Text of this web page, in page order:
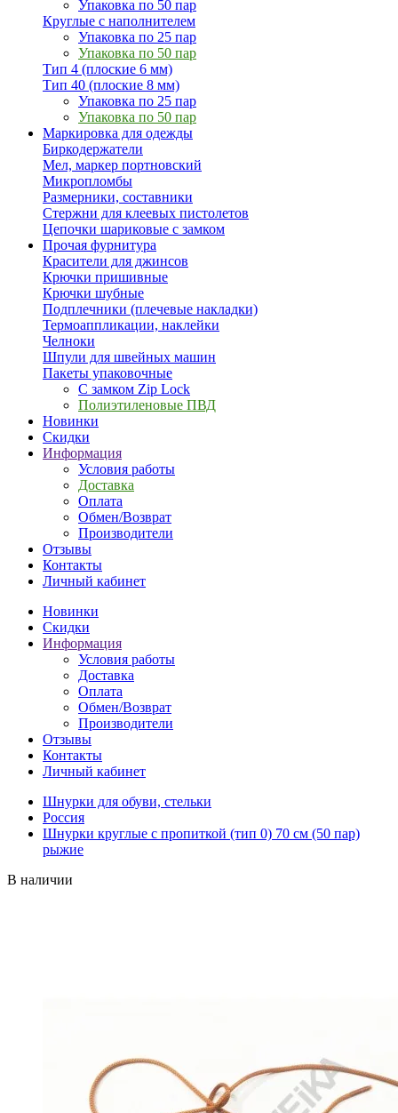
Упаковка по 50 пар
Круглые с наполнителем
Упаковка по 25 пар
Упаковка по 50 пар
Тип 4 (плоские 6 мм)
Тип 40 (плоские 8 мм)
Упаковка по 25 пар
Упаковка по 50 пар
Маркировка для одежды
Биркодержатели
Мел, маркер портновский
Микропломбы
Размерники, составники
Стержни для клеевых пистолетов
Цепочки шариковые с замком
Прочая фурнитура
Красители для джинсов
Крючки пришивные
Крючки шубные
Подплечники (плечевые накладки)
Термоаппликации, наклейки
Челноки
Шпули для швейных машин
Пакеты упаковочные
С замком Zip Lock
Полиэтиленовые ПВД
Новинки
Скидки
Информация
Условия работы
Доставка
Оплата
Обмен/Возврат
Производители
Отзывы
Контакты
Личный кабинет
Новинки
Скидки
Информация
Условия работы
Доставка
Оплата
Обмен/Возврат
Производители
Отзывы
Контакты
Личный кабинет
Шнурки для обуви, стельки
Россия
Шнурки круглые с пропиткой (тип 0) 70 см (50 пар)
рыжие
В наличии